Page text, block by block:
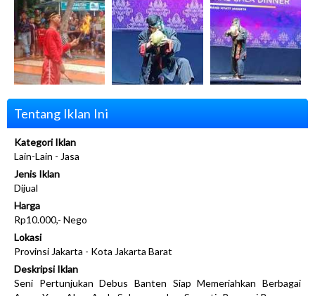
Tentang Iklan Ini
Kategori Iklan
Lain-Lain - Jasa
Jenis Iklan
Dijual
Harga
Rp10.000,- Nego
Lokasi
Provinsi Jakarta - Kota Jakarta Barat
Deskripsi Iklan
Seni Pertunjukan Debus Banten Siap Memeriahkan Berbagai